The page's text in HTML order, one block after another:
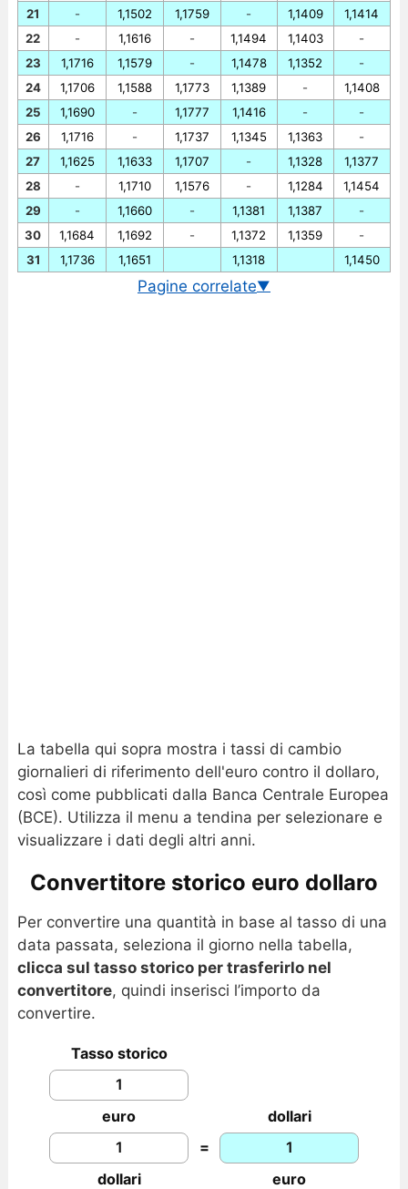
21
22
23
24
25
26
27
28
29
30
31
-
-
1,1716
1,1706
1,1690
1,1716
1,1625
-
-
1,1684
1,1736
1,1502
1,1616
1,1579
1,1588
-
-
1,1633
1,1710
1,1660
1,1692
1,1651
1,1759
-
-
1,1773
1,1777
1,1737
1,1707
1,1576
-
-
-
1,1494
1,1478
1,1389
1,1416
1,1345
-
-
1,1381
1,1372
1,1318
1,1409
1,1403
1,1352
-
-
1,1363
1,1328
1,1284
1,1387
1,1359
1,1414
-
-
1,1408
-
-
1,1377
1,1454
-
-
1,1450
Pagine correlate▼
La tabella qui sopra mostra i tassi di cambio
giornalieri di riferimento dell'euro contro il dollaro,
così come pubblicati dalla Banca Centrale Europea
(BCE). Utilizza il menu a tendina per selezionare e
visualizzare i dati degli altri anni.
Convertitore storico euro dollaro
Per convertire una quantità in base al tasso di una
data passata, seleziona il giorno nella tabella,
clicca sul tasso storico per trasferirlo nel
convertitore, quindi inserisci l’importo da
convertire.
Tasso storico
euro
dollari
=
dollari
euro